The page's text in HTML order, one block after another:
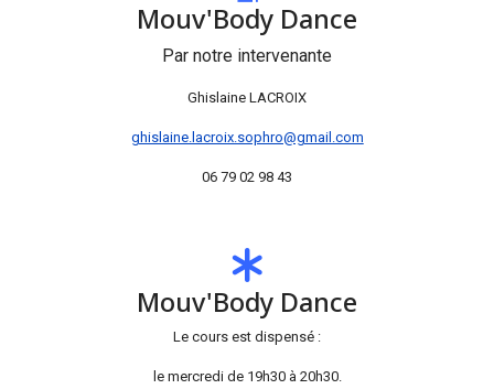
Mouv'Body Dance
Par notre intervenante
Ghislaine LACROIX
ghislaine.lacroix.sophro@gmail.com
06 79 02 98 43
Mouv'Body Dance
Le cours est dispensé :
le mercredi de 19h30 à 20h30.